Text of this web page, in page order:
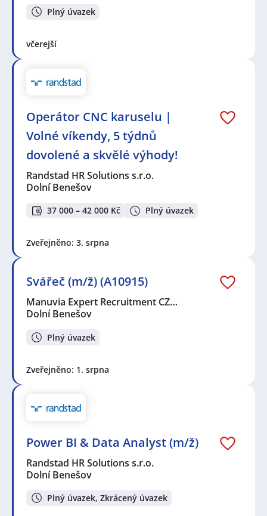
Plný úvazek
včerejší
Operátor CNC karuselu |
Volné víkendy, 5 týdnů
dovolené a skvělé výhody!
Randstad HR Solutions s.r.o.
Dolní Benešov
37 000 – 42 000 Kč Plný úvazek
Zveřejněno: 3. srpna
Svářeč (m/ž) (A10915)
Manuvia Expert Recruitment CZ…
Dolní Benešov
Plný úvazek
Zveřejněno: 1. srpna
Power BI & Data Analyst (m/ž)
Randstad HR Solutions s.r.o.
Dolní Benešov
Plný úvazek, Zkrácený úvazek